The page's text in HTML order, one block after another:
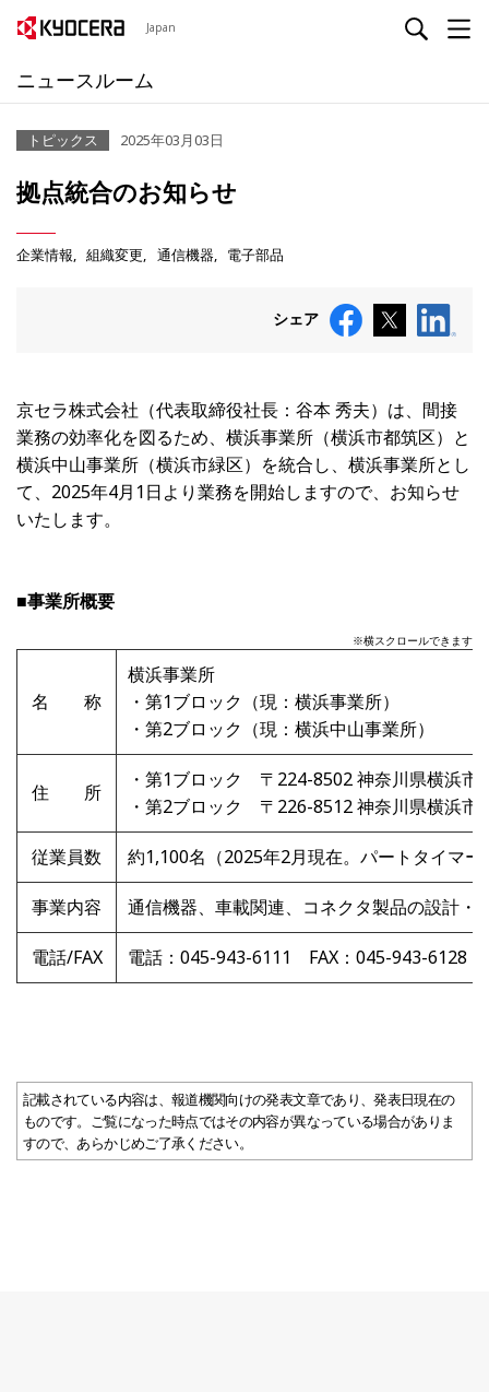
Japan
ニュースルーム
トピックス 2025年03月03日
拠点統合のお知らせ
企業情報 組織変更 通信機器 電子部品
シェア
京セラ株式会社（代表取締役社長：谷本 秀夫）は、間接
業務の効率化を図るため、横浜事業所（横浜市都筑区）と
横浜中山事業所（横浜市緑区）を統合し、横浜事業所とし
て、2025年4月1日より業務を開始しますので、お知らせ
いたします。
■事業所概要
※横スクロールできます
名 称
横浜事業所
・第1ブロック（現：横浜事業所）
・第2ブロック（現：横浜中山事業所）
住 所
・第1ブロック 〒224-8502 神奈川県横浜市
・第2ブロック 〒226-8512 神奈川県横浜市
従業員数 約1,100名（2025年2月現在。パートタイマ
事業内容 通信機器、車載関連、コネクタ製品の設計・
電話/FAX 電話：045-943-6111 FAX：045-943-6128（
記載されている内容は、報道機関向けの発表文章であり、発表日現在の
ものです。ご覧になった時点ではその内容が異なっている場合がありま
すので、あらかじめご了承ください。